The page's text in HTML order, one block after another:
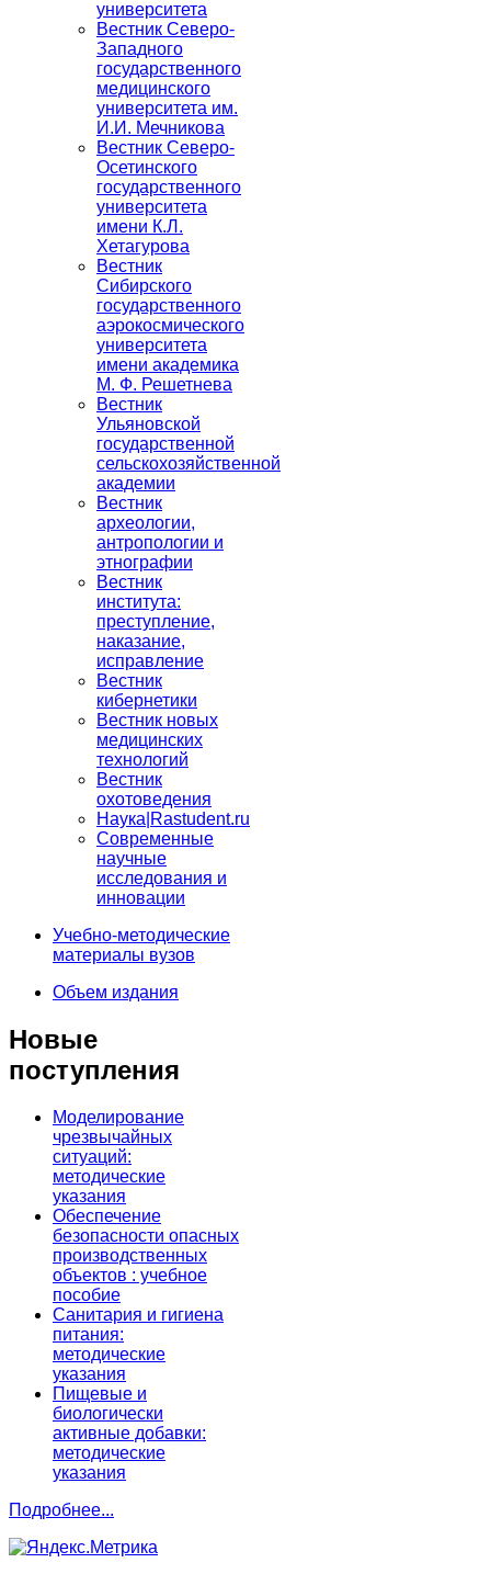
университета
Вестник Северо-
Западного
государственного
медицинского
университета им.
И.И. Мечникова
Вестник Северо-
Осетинского
государственного
университета
имени К.Л.
Хетагурова
Вестник
Сибирского
государственного
аэрокосмического
университета
имени академика
М. Ф. Решетнева
Вестник
Ульяновской
государственной
сельскохозяйственной
академии
Вестник
археологии,
антропологии и
этнографии
Вестник
института:
преступление,
наказание,
исправление
Вестник
кибернетики
Вестник новых
медицинских
технологий
Вестник
охотоведения
Наука|Rastudent.ru
Современные
научные
исследования и
инновации
Учебно-методические
материалы вузов
Объем издания
Новые
поступления
Моделирование
чрезвычайных
ситуаций:
методические
указания
Обеспечение
безопасности опасных
производственных
объектов : учебное
пособие
Санитария и гигиена
питания:
методические
указания
Пищевые и
биологически
активные добавки:
методические
указания
Подробнее...